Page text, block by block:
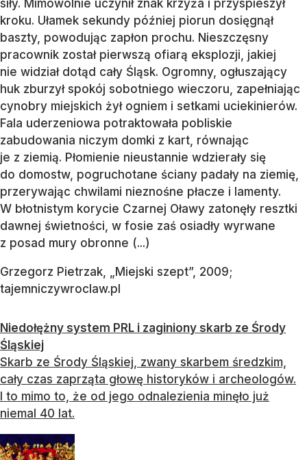
siły. Mimowolnie uczynił znak krzyża i przyspieszył
kroku. Ułamek sekundy później piorun dosięgnął
baszty, powodując zapłon prochu. Nieszczęsny
pracownik został pierwszą ofiarą eksplozji, jakiej
nie widział dotąd cały Śląsk. Ogromny, ogłuszający
huk zburzył spokój sobotniego wieczoru, zapełniając
cynobry miejskich żył ogniem i setkami uciekinierów.
Fala uderzeniowa potraktowała pobliskie
zabudowania niczym domki z kart, równając
je z ziemią. Płomienie nieustannie wdzierały się
do domostw, pogruchotane ściany padały na ziemię,
przerywając chwilami nieznośne płacze i lamenty.
W błotnistym korycie Czarnej Oławy zatonęły resztki
dawnej świetności, w fosie zaś osiadły wyrwane
z posad mury obronne (...)
Grzegorz Pietrzak, „Miejski szept”, 2009;
tajemniczywroclaw.pl
Niedołężny system PRL i zaginiony skarb ze Środy
Śląskiej
Skarb ze Środy Śląskiej, zwany skarbem średzkim,
cały czas zaprząta głowę historyków i archeologów.
I to mimo to, że od jego odnalezienia minęło już
niemal 40 lat.